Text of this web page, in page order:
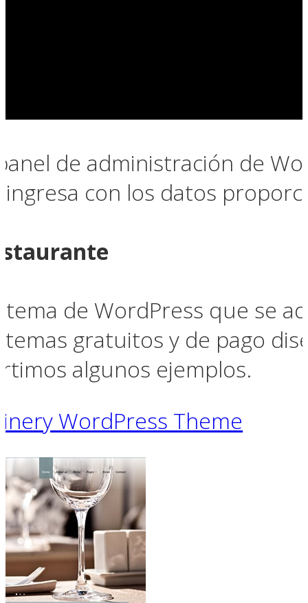
de administración de
con los datos
de WordPress que se
gratuitos y de pago
algunos ejemplos.
WordPress Theme